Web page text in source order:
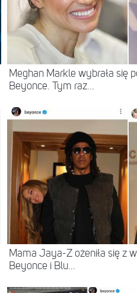
Meghan Markle wybrała się
Beyonce. Tym raz...
Mama Jaya-Z ożeniła się z
Beyonce i Blu...